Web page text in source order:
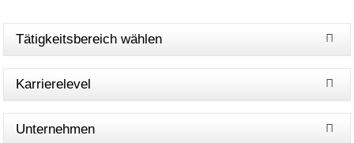
Tätigkeitsbereich wählen
Karrierelevel
Unternehmen